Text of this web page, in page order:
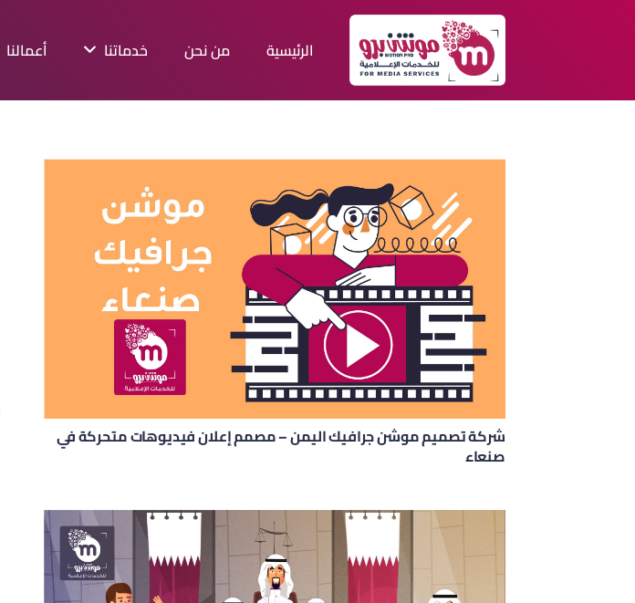
الرئيسية من نحن خدماتنا أعمالنا
شركة تصميم موشن جرافيك اليمن – مصمم إعلان فيديوهات متحركة في
صنعاء